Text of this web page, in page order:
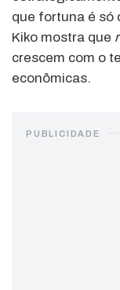
que fortuna é só
Kiko mostra que
crescem com o
econômicas.
PUBLICIDADE